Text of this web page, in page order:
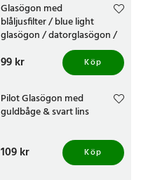
Glasögon med
blåljusfilter / blue light
glasögon / datorglasögon /
skärmglasögon - Svart
Pris:99 kr
99 kr Köp
Pilot Glasögon med
guldbåge & svart lins
Pris :109 kr
109 kr Köp